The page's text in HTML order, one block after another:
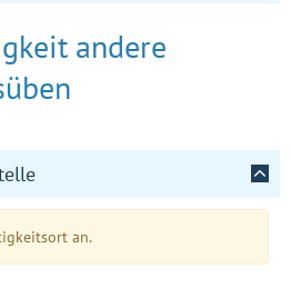
andere
an.